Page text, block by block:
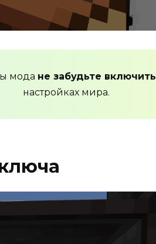
мода не забудьте включить
настройках мира.